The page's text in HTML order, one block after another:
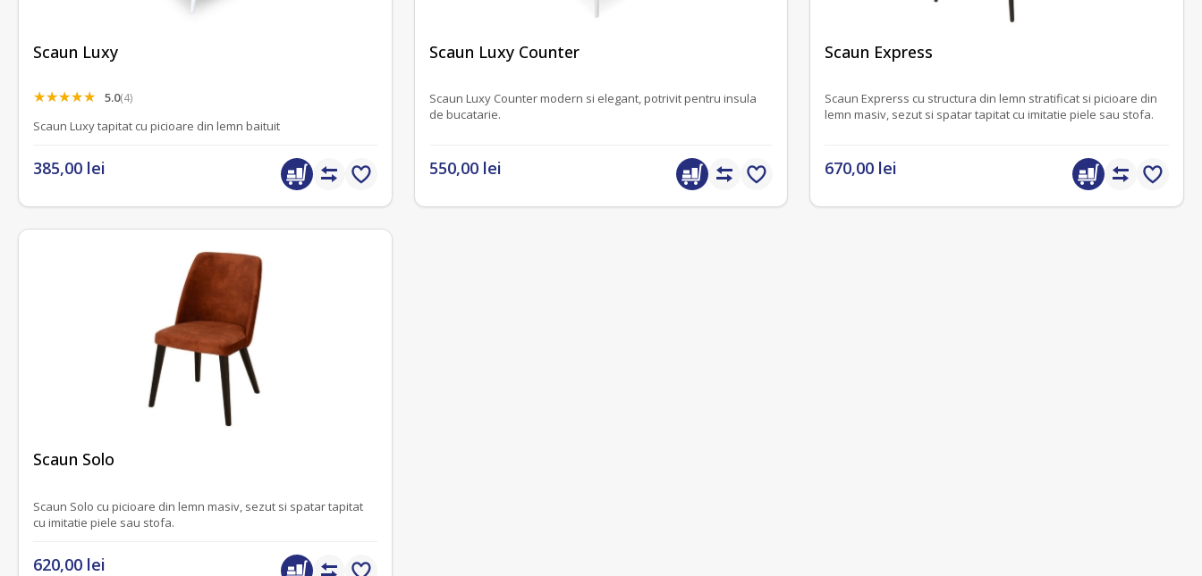
Scaun Luxy
5.0(4)
Scaun Luxy tapitat cu picioare din lemn baituit
385,00 lei
Scaun Luxy Counter
Scaun Luxy Counter modern si elegant, potrivit pentru insula
de bucatarie.
550,00 lei
Scaun Express
Scaun Exprerss cu structura din lemn stratificat si picioare din
lemn masiv, sezut si spatar tapitat cu imitatie piele sau stofa.
670,00 lei
Scaun Solo
Scaun Solo cu picioare din lemn masiv, sezut si spatar tapitat
cu imitatie piele sau stofa.
620,00 lei